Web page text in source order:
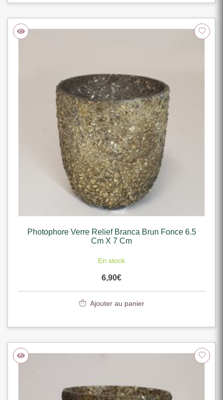
Photophore Verre Relief Branca Brun Fonce 6.5
Cm X 7 Cm
En stock
6,90€
Ajouter au panier